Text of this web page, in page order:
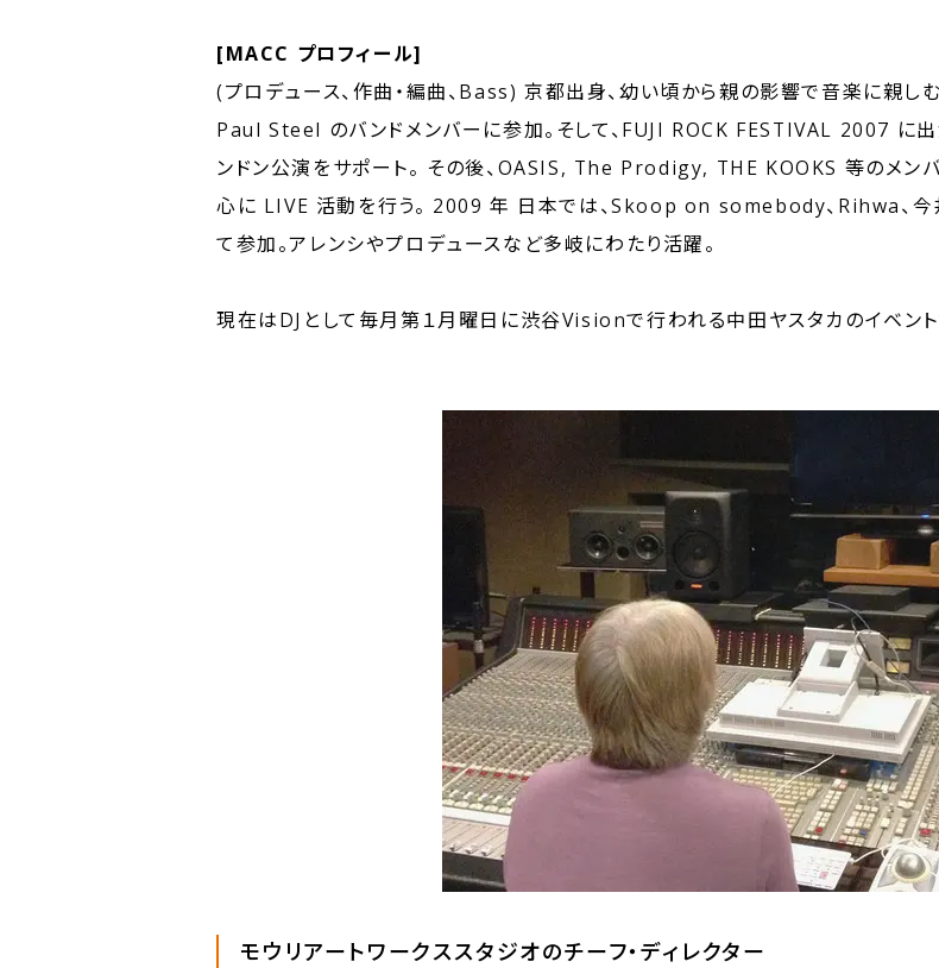
[MACC プロフィール]
(プロデュース、作曲・編曲、Bass) 京都出身、幼い頃から親の影響で音楽に親し
Paul Steel のバンドメンバーに参加。そして、FUJI ROCK FESTIVAL 2007 に
ンドン公演をサポート。 その後、OASIS, The Prodigy, THE KOOKS 等のメン
心に LIVE 活動を行う。 2009 年 日本では、Skoop on somebody、Rihwa、今
て参加。アレンシやプロデュースなど多岐にわたり活躍。
現在はDJとして毎月第１月曜日に渋谷Visionで行われる中田ヤスタカのイベン
モウリアートワークススタジオのチーフ・ディレクター